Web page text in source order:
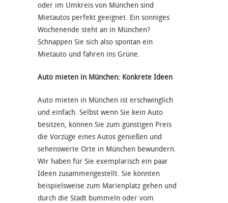
oder im Umkreis von München sind
Mietautos perfekt geeignet. Ein sonniges
Wochenende steht an in München?
Schnappen Sie sich also spontan ein
Mietauto und fahren ins Grüne.
Auto mieten in München: Konkrete Ideen
Auto mieten in München ist erschwinglich
und einfach. Selbst wenn Sie kein Auto
besitzen, können Sie zum günstigen Preis
die Vorzüge eines Autos genießen und
sehenswerte Orte in München bewundern.
Wir haben für Sie exemplarisch ein paar
Ideen zusammengestellt. Sie könnten
beispielsweise zum Marienplatz gehen und
durch die Stadt bummeln oder vom